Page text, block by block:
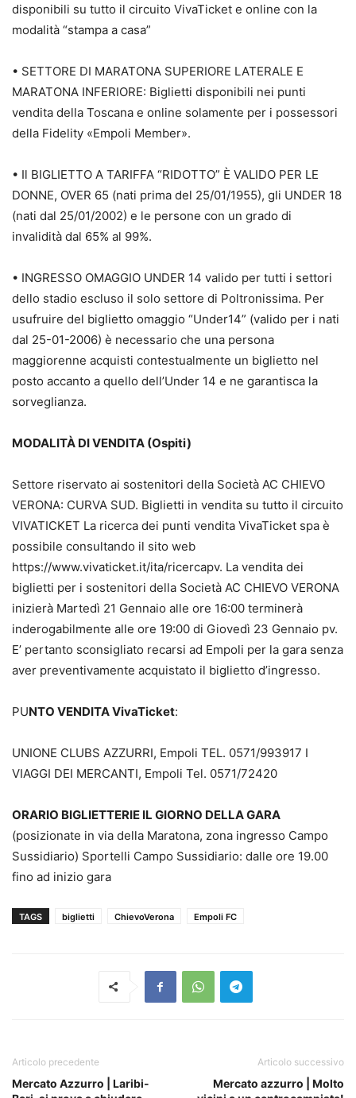
disponibili su tutto il circuito VivaTicket e online con la
modalità “stampa a casa”
• SETTORE DI MARATONA SUPERIORE LATERALE E
MARATONA INFERIORE: Biglietti disponibili nei punti
vendita della Toscana e online solamente per i possessori
della Fidelity «Empoli Member».
• Il BIGLIETTO A TARIFFA “RIDOTTO” È VALIDO PER LE
DONNE, OVER 65 (nati prima del 25/01/1955), gli UNDER 18
(nati dal 25/01/2002) e le persone con un grado di
invalidità dal 65% al 99%.
• INGRESSO OMAGGIO UNDER 14 valido per tutti i settori
dello stadio escluso il solo settore di Poltronissima. Per
usufruire del biglietto omaggio “Under14” (valido per i nati
dal 25-01-2006) è necessario che una persona
maggiorenne acquisti contestualmente un biglietto nel
posto accanto a quello dell’Under 14 e ne garantisca la
sorveglianza.
MODALITÀ DI VENDITA (Ospiti)
Settore riservato ai sostenitori della Società AC CHIEVO
VERONA: CURVA SUD. Biglietti in vendita su tutto il circuito
VIVATICKET La ricerca dei punti vendita VivaTicket spa è
possibile consultando il sito web
https://www.vivaticket.it/ita/ricercapv. La vendita dei
biglietti per i sostenitori della Società AC CHIEVO VERONA
inizierà Martedì 21 Gennaio alle ore 16:00 terminerà
inderogabilmente alle ore 19:00 di Giovedì 23 Gennaio pv.
E’ pertanto sconsigliato recarsi ad Empoli per la gara senza
aver preventivamente acquistato il biglietto d’ingresso.
PUNTO VENDITA VivaTicket:
UNIONE CLUBS AZZURRI, Empoli TEL. 0571/993917 I
VIAGGI DEI MERCANTI, Empoli Tel. 0571/72420
ORARIO BIGLIETTERIE IL GIORNO DELLA GARA
(posizionate in via della Maratona, zona ingresso Campo
Sussidiario) Sportelli Campo Sussidiario: dalle ore 19.00
fino ad inizio gara
TAGS biglietti ChievoVerona Empoli FC
Articolo precedente
Mercato Azzurro | Laribi-
Articolo successivo
Mercato azzurro | Molto